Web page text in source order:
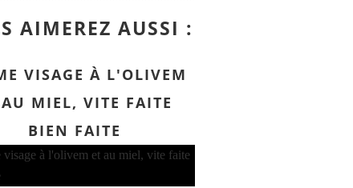
AIMEREZ AUSSI :
VISAGE À L'OLIVEM
AU MIEL, VITE FAITE
BIEN FAITE